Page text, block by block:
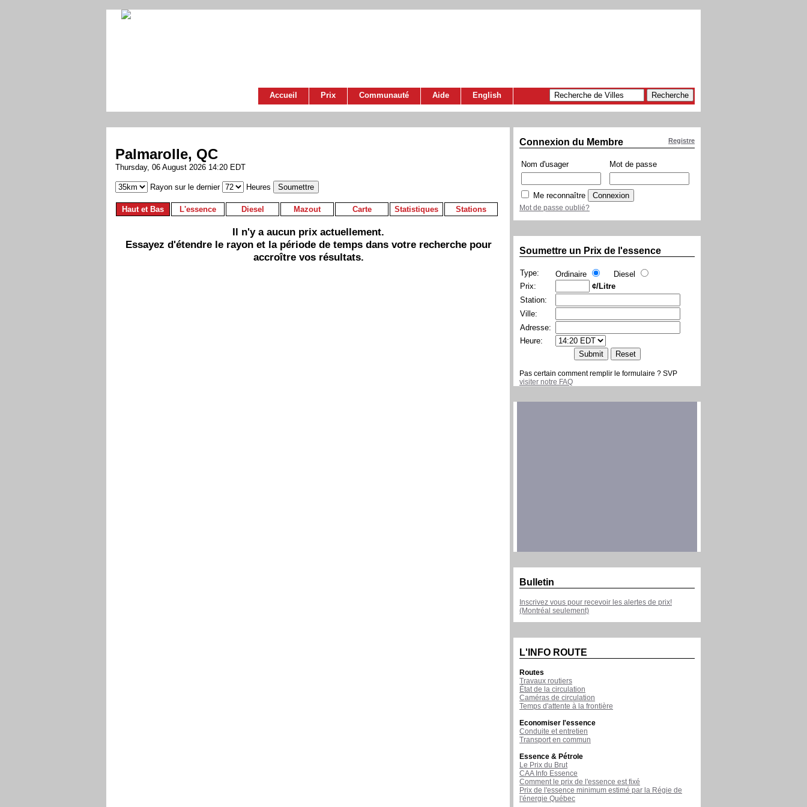
Accueil Prix Communauté Aide English
Palmarolle, QC
Thursday, 06 August 2026 14:20 EDT
Rayon sur le dernier Heures
Haut et Bas L'essence Diesel Mazout Carte Statistiques Stations
Il n'y a aucun prix actuellement.
Essayez d'étendre le rayon et la période de temps dans votre recherche pour
accroître vos résultats.
Registre
Connexion du Membre
Nom d'usager Mot de passe
Me reconnaître
Mot de passe oublié?
Soumettre un Prix de l'essence
Type: Ordinaire
Diesel
Prix:
¢/Litre
Station:
Ville:
Adresse:
Heure:
Pas certain comment remplir le formulaire ? SVP
visiter notre FAQ
Bulletin
Inscrivez vous pour recevoir les alertes de prix!
(Montréal seulement)
L'INFO ROUTE
Routes
Travaux routiers
État de la circulation
Caméras de circulation
Temps d'attente à la frontière
Economiser l'essence
Conduite et entretien
Transport en commun
Essence & Pétrole
Le Prix du Brut
CAA Info Essence
Comment le prix de l'essence est fixé
Prix de l'essence minimum estimé par la Régie de
l'énergie Québec